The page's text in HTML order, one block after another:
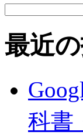
最近
科書